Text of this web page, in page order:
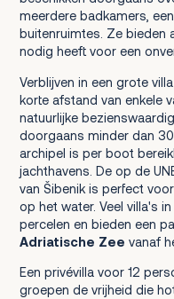
meerdere badkamers,
buitenruimtes. Ze bieden
nodig heeft voor een
Verblijven in een grote
korte afstand van enkele
natuurlijke
doorgaans minder dan
archipel is per boot
jachthavens. De op de
van Šibenik is perfect
op het water. Veel villa's
percelen en bieden een
Adriatische Zee vanaf
Een privévilla voor 12
groepen de vrijheid die